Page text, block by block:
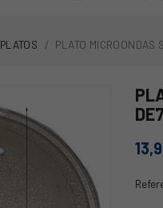
PLATOS PLATO MICROONDAS